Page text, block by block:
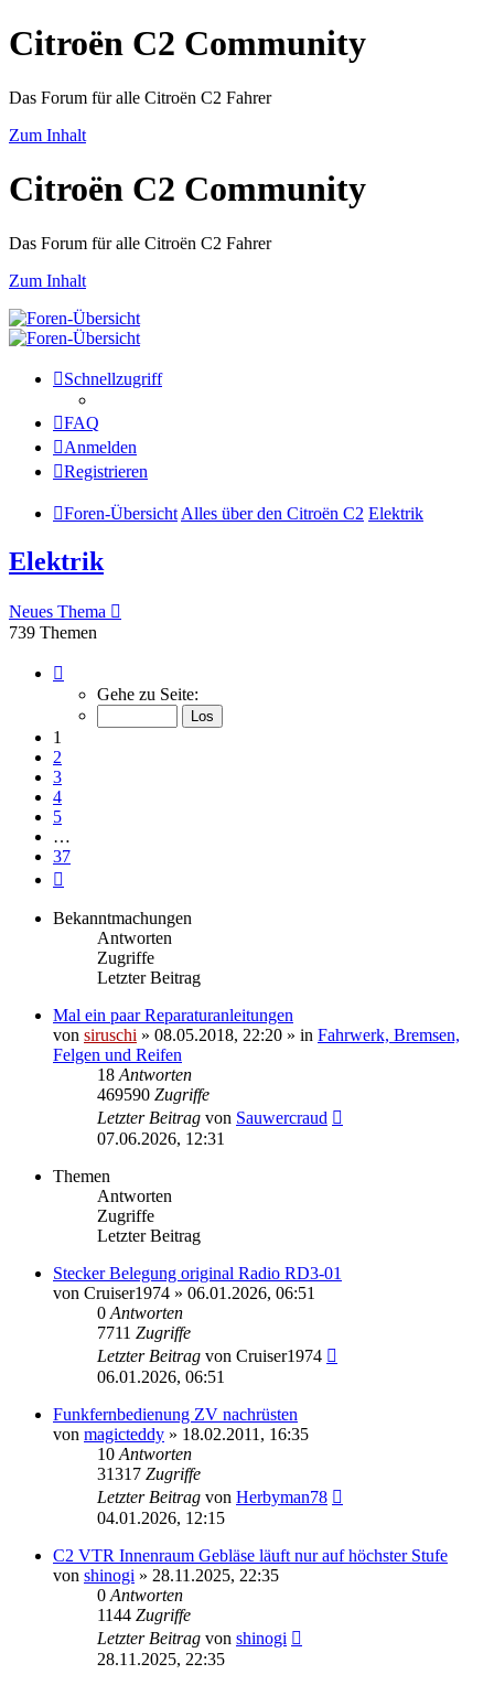
Citroën C2 Community
Das Forum für alle Citroën C2 Fahrer
Zum Inhalt
Citroën C2 Community
Das Forum für alle Citroën C2 Fahrer
Zum Inhalt
Schnellzugriff
FAQ
Anmelden
Registrieren
Foren-Übersicht Alles über den Citroën C2 Elektrik
Elektrik
Neues Thema
739 Themen
von
Gehe zu Seite:
1
2
3
4
5
…
37
Bekanntmachungen
Antworten
Zugriffe
Letzter Beitrag
Mal ein paar Reparaturanleitungen
von siruschi » 08.05.2018, 22:20 » in Fahrwerk, Bremsen,
Felgen und Reifen
18 Antworten
469590 Zugriffe
Letzter Beitrag von Sauwercraud
07.06.2026, 12:31
Themen
Antworten
Zugriffe
Letzter Beitrag
Stecker Belegung original Radio RD3-01
von Cruiser1974 » 06.01.2026, 06:51
0 Antworten
7711 Zugriffe
Letzter Beitrag von Cruiser1974
06.01.2026, 06:51
Funkfernbedienung ZV nachrüsten
von magicteddy » 18.02.2011, 16:35
10 Antworten
31317 Zugriffe
Letzter Beitrag von Herbyman78
04.01.2026, 12:15
C2 VTR Innenraum Gebläse läuft nur auf höchster Stufe
von shinogi » 28.11.2025, 22:35
0 Antworten
1144 Zugriffe
Letzter Beitrag von shinogi
28.11.2025, 22:35